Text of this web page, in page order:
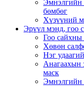
Эмнэлгийн
бөмбөг
Хүзүүний
Эрүүл мэнд, гоо
Гоо сайхны
Хөвөн
Нэг
Анагаахын
маск
Эмнэлгийн